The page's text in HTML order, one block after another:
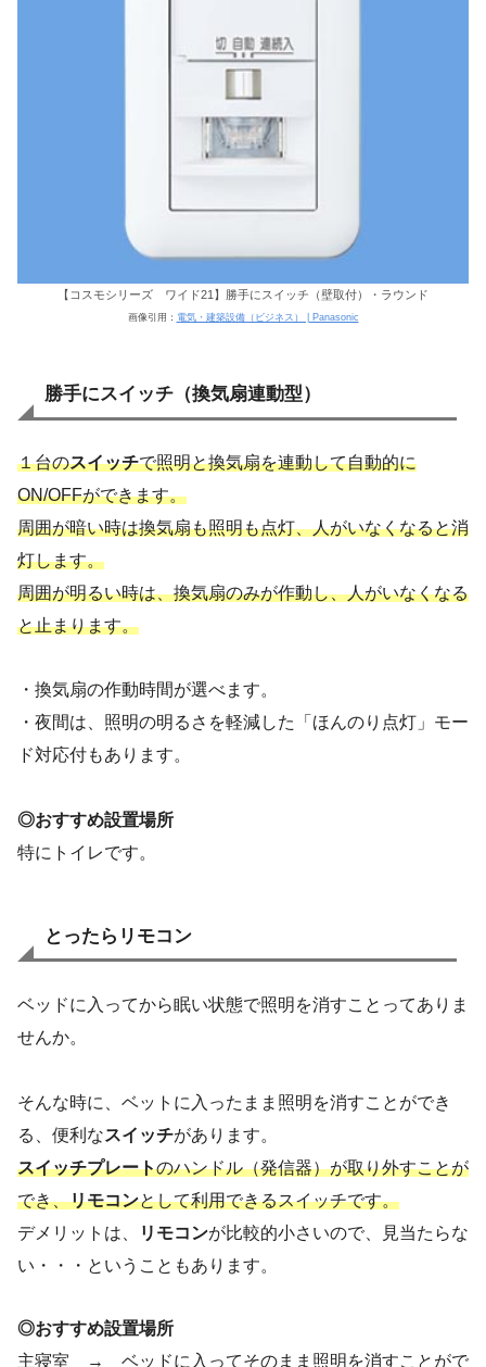
【コスモシリーズ ワイド21】勝手にスイッチ（壁取付）・ラウンド
画像引用： 電気・建築設備（ビジネス） | Panasonic
勝手にスイッチ（換気扇連動型）
１台のスイッチで照明と換気扇を連動して自動的に
ON/OFFができます。
周囲が暗い時は換気扇も照明も点灯、人がいなくなると消
灯します。
周囲が明るい時は、換気扇のみが作動し、人がいなくなる
と止まります。
・換気扇の作動時間が選べます。
・夜間は、照明の明るさを軽減した「ほんのり点灯」モー
ド対応付もあります。
◎おすすめ設置場所
特にトイレです。
とったらリモコン
ベッドに入ってから眠い状態で照明を消すことってありま
せんか。
そんな時に、ベットに入ったまま照明を消すことができ
る、便利なスイッチがあります。
スイッチプレートのハンドル（発信器）が取り外すことが
でき、リモコンとして利用できるスイッチです。
デメリットは、
リモコンが比較的小さいので、見当たらな
い・・・ということもあります。
◎おすすめ設置場所
主寝室 → ベッドに入ってそのまま照明を消すことがで